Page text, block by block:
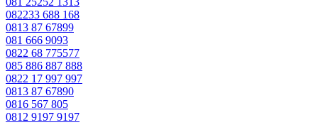
082233 688 168
0813 87 67899
081 666 9093
0822 68 775577
085 886 887 888
0822 17 997 997
0813 87 67890
0816 567 805
0812 9197 9197